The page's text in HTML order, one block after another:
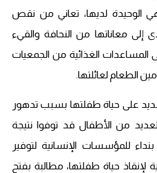
الوحيدة لديها، تعاني من نقص
إلى معاناتها من النحافة والقيء
المساعدات الغذائية من الجمعيات
الطعام لعائلتها.
على حياة طفلتها بسبب تدهور
من الأطفال قد توفوا نتيجة
للمؤسسات الإنسانية لتوفير
لإنقاذ حياة طفلتها، مطالبة بفتح